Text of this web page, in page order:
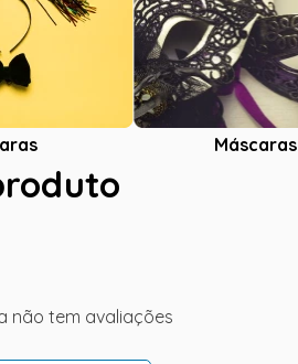
Máscaras
não tem avaliações